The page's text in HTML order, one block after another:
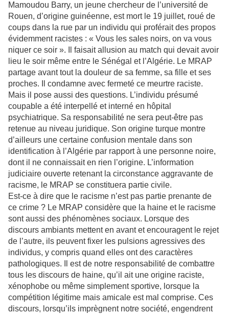
Mamoudou Barry, un jeune chercheur de l’université de
Rouen, d’origine guinéenne, est mort le 19 juillet, roué de
coups dans la rue par un individu qui proférait des propos
évidemment racistes : « Vous les sales noirs, on va vous
niquer ce soir ». Il faisait allusion au match qui devait avoir
lieu le soir même entre le Sénégal et l’Algérie. Le MRAP
partage avant tout la douleur de sa femme, sa fille et ses
proches. Il condamne avec fermeté ce meurtre raciste.
Mais il pose aussi des questions. L’individu présumé
coupable a été interpellé et interné en hôpital
psychiatrique. Sa responsabilité ne sera peut-être pas
retenue au niveau juridique. Son origine turque montre
d’ailleurs une certaine confusion mentale dans son
identification à l’Algérie par rapport à une personne noire,
dont il ne connaissait en rien l’origine. L’information
judiciaire ouverte retenant la circonstance aggravante de
racisme, le MRAP se constituera partie civile.
Est-ce à dire que le racisme n’est pas partie prenante de
ce crime ? Le MRAP considère que la haine et le racisme
sont aussi des phénomènes sociaux. Lorsque des
discours ambiants mettent en avant et encouragent le rejet
de l’autre, ils peuvent fixer les pulsions agressives des
individus, y compris quand elles ont des caractères
pathologiques. Il est de notre responsabilité de combattre
tous les discours de haine, qu’il ait une origine raciste,
xénophobe ou même simplement sportive, lorsque la
compétition légitime mais amicale est mal comprise. Ces
discours, lorsqu’ils imprègnent notre société, engendrent